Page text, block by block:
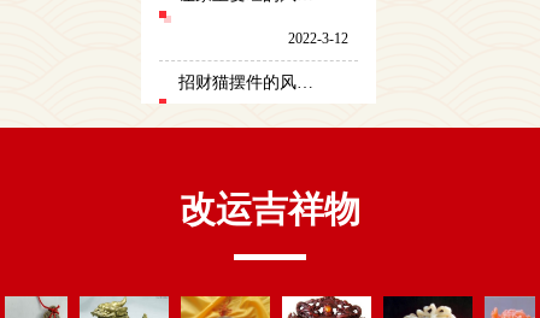
2022-3-12
2022-3-11
2022-3-10
观赏鱼缸应该摆放在什么位置 对风水有何影响
2022-3-9
改运吉祥物